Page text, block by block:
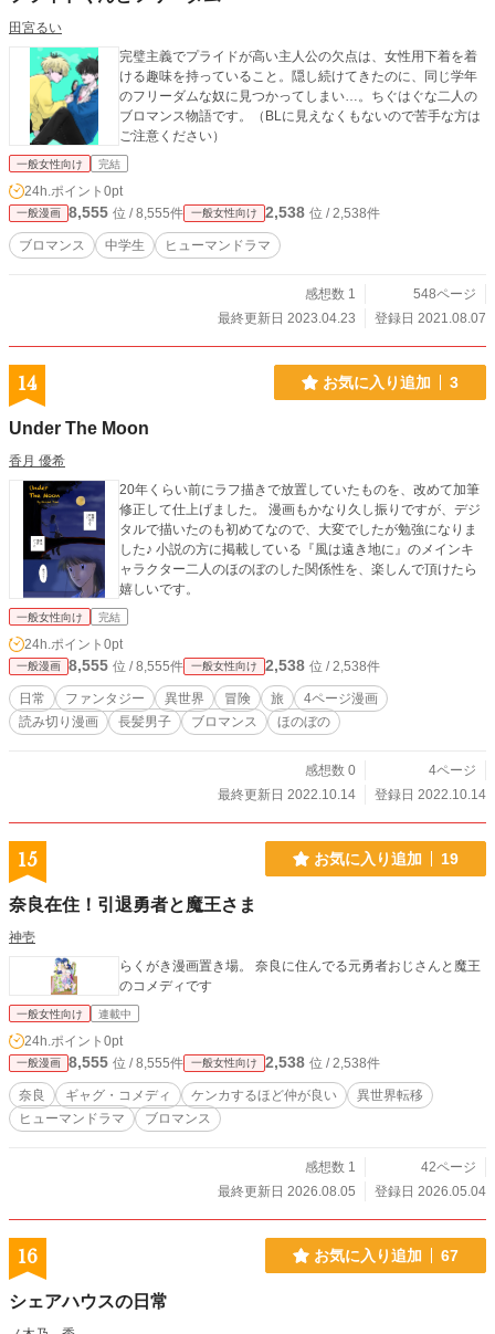
田宮るい
完璧主義でプライドが高い主人公の欠点は、女性用下着を着
ける趣味を持っていること。隠し続けてきたのに、同じ学年
のフリーダムな奴に見つかってしまい…。ちぐはぐな二人の
ブロマンス物語です。（BLに見えなくもないので苦手な方は
ご注意ください）
一般女性向け 完結
24h.ポイント 0pt
一般漫画 8,555 位 / 8,555件 一般女性向け 2,538 位 / 2,538件
ブロマンス 中学生 ヒューマンドラマ
感想数 1
548ページ
最終更新日 2023.04.23
登録日 2021.08.07
14 お気に入り追加 3
Under The Moon
香月 優希
20年くらい前にラフ描きで放置していたものを、改めて加筆
修正して仕上げました。 漫画もかなり久し振りですが、デジ
タルで描いたのも初めてなので、大変でしたが勉強になりま
した♪ 小説の方に掲載している『風は遠き地に』のメインキ
ャラクター二人のほのぼのした関係性を、楽しんで頂けたら
嬉しいです。
一般女性向け 完結
24h.ポイント 0pt
一般漫画 8,555 位 / 8,555件 一般女性向け 2,538 位 / 2,538件
日常 ファンタジー 異世界 冒険 旅
4ページ漫画
読み切り漫画
長髪男子 ブロマンス ほのぼの
感想数 0
4ページ
最終更新日 2022.10.14
登録日 2022.10.14
15 お気に入り追加 19
奈良在住！引退勇者と魔王さま
神壱
らくがき漫画置き場。 奈良に住んでる元勇者おじさんと魔王
のコメディです
一般女性向け 連載中
24h.ポイント 0pt
一般漫画 8,555 位 / 8,555件 一般女性向け 2,538 位 / 2,538件
奈良 ギャグ・コメディ ケンカするほど仲が良い
異世界転移
ヒューマンドラマ
ブロマンス
感想数 1
42ページ
最終更新日 2026.08.05
登録日 2026.05.04
16 お気に入り追加 67
シェアハウスの日常